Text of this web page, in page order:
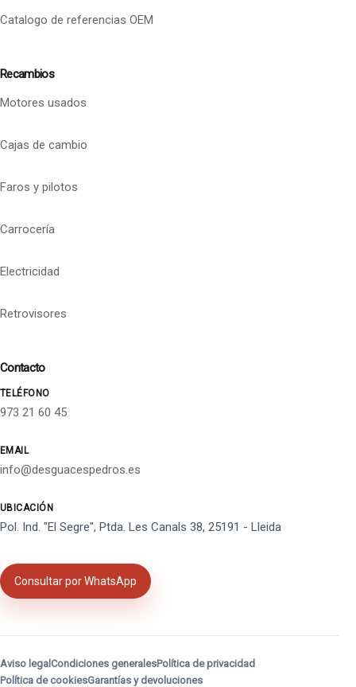
Catalogo de referencias OEM
Recambios
Motores usados
Cajas de cambio
Faros y pilotos
Carrocería
Electricidad
Retrovisores
Contacto
TELÉFONO
973 21 60 45
EMAIL
info@desguacespedros.es
UBICACIÓN
Pol. Ind. "El Segre", Ptda. Les Canals 38, 25191 - Lleida
Consultar por WhatsApp
Aviso legal Condiciones generalesPolítica de privacidad
Política de cookiesGarantías y devoluciones